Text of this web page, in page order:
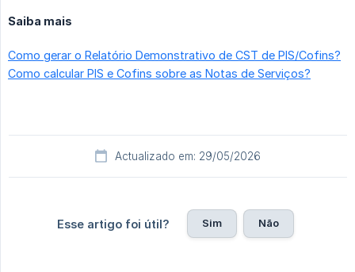
Saiba mais
Como gerar o Relatório Demonstrativo de CST de PIS/Cofins?
Como calcular PIS e Cofins sobre as Notas de Serviços?
Actualizado em: 29/05/2026
Esse artigo foi útil? Sim Não